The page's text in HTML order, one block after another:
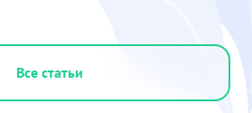
Все статьи